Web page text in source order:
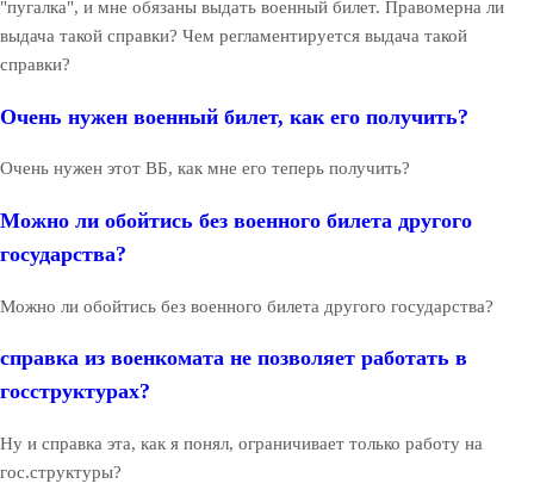
"пугалка", и мне обязаны выдать военный билет. Правомерна ли
выдача такой справки? Чем регламентируется выдача такой
справки?
Очень нужен военный билет, как его получить?
Очень нужен этот ВБ, как мне его теперь получить?
Можно ли обойтись без военного билета другого
государства?
Можно ли обойтись без военного билета другого государства?
справка из военкомата не позволяет работать в
госструктурах?
Ну и справка эта, как я понял, ограничивает только работу на
гос.структуры?